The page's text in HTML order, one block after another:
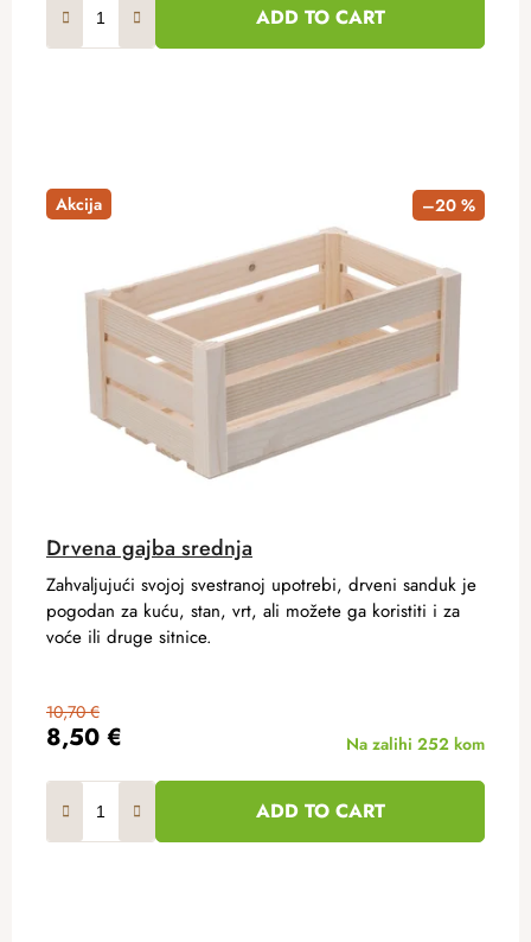
ADD TO CART
Akcija –20 %
Drvena gajba srednja
8,50 €
10,70 €
Na zalihi 252 kom
ADD TO CART
Zahvaljujući svojoj svestranoj upotrebi, drveni sanduk je
pogodan za kuću, stan, vrt, ali možete ga koristiti i za
voće ili druge sitnice.